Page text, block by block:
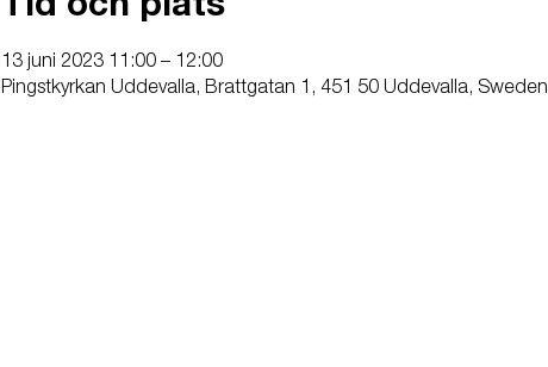
Tid och plats
13 juni 2023 11:00 – 12:00
Pingstkyrkan Uddevalla, Brattgatan 1, 451 50 Uddevalla, Sweden